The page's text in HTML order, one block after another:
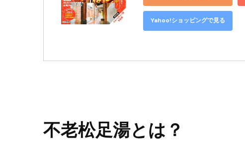
Yahoo!ショッピングで見る
不老松足湯とは？